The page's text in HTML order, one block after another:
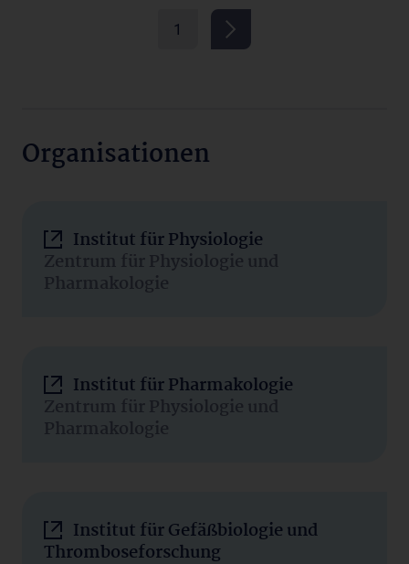
1
Organisationen
Institut für Physiologie
Zentrum für Physiologie und
Pharmakologie
Institut für Pharmakologie
Zentrum für Physiologie und
Pharmakologie
Institut für Gefäßbiologie und
Thromboseforschung